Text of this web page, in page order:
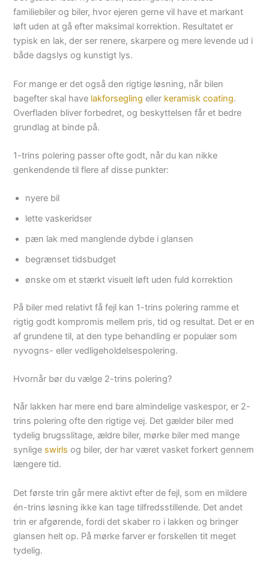
familiebiler og biler, hvor ejeren gerne vil have et markant
løft uden at gå efter maksimal korrektion. Resultatet er
typisk en lak, der ser renere, skarpere og mere levende ud i
både dagslys og kunstigt lys.
For mange er det også den rigtige løsning, når bilen
bagefter skal have lakforsegling eller keramisk coating.
Overfladen bliver forbedret, og beskyttelsen får et bedre
grundlag at binde på.
1-trins polering passer ofte godt, når du kan nikke
genkendende til flere af disse punkter:
nyere bil
lette vaskeridser
pæn lak med manglende dybde i glansen
begrænset tidsbudget
ønske om et stærkt visuelt løft uden fuld korrektion
På biler med relativt få fejl kan 1-trins polering ramme et
rigtig godt kompromis mellem pris, tid og resultat. Det er en
af grundene til, at den type behandling er populær som
nyvogns- eller vedligeholdelsespolering.
Hvornår bør du vælge 2-trins polering?
Når lakken har mere end bare almindelige vaskespor, er 2-
trins polering ofte den rigtige vej. Det gælder biler med
tydelig brugsslitage, ældre biler, mørke biler med mange
synlige swirls og biler, der har været vasket forkert gennem
længere tid.
Det første trin går mere aktivt efter de fejl, som en mildere
én-trins løsning ikke kan tage tilfredsstillende. Det andet
trin er afgørende, fordi det skaber ro i lakken og bringer
glansen helt op. På mørke farver er forskellen tit meget
tydelig.